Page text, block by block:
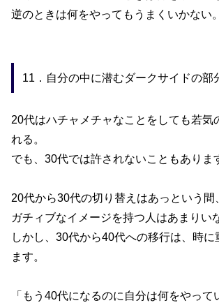
逆のときは何をやってもうまくいかない。
11．自分の中に潜むダークサイドの部
20代はハチャメチャなことをしても若気
れる。
でも、30代では許されないこともありま
20代から30代の切り替えはあっという間
ガチィブなイメージを持つ人はあまりい
しかし、30代から40代への移行は、時に
ます。
「もう40代になるのに自分は何をやって